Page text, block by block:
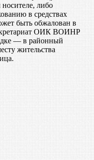
либо
в средствах
быть обжалован в
ОИК ВОИНР
— в районный
жительства